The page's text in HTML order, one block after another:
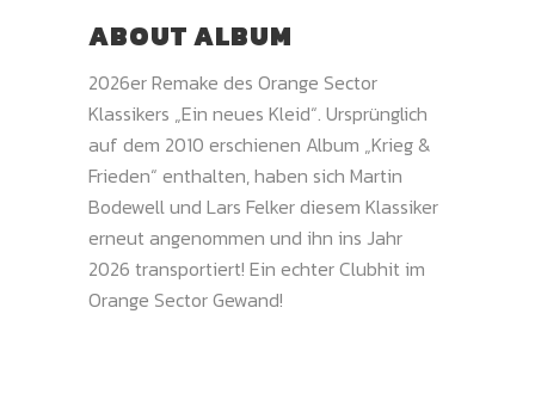
ABOUT ALBUM
2026er Remake des Orange Sector
Klassikers „Ein neues Kleid“. Ursprünglich
auf dem 2010 erschienen Album „Krieg &
Frieden“ enthalten, haben sich Martin
Bodewell und Lars Felker diesem Klassiker
erneut angenommen und ihn ins Jahr
2026 transportiert! Ein echter Clubhit im
Orange Sector Gewand!